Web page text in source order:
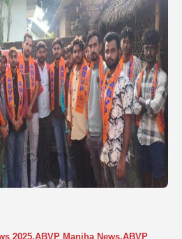
2025,ABVP Manjha News,ABVP